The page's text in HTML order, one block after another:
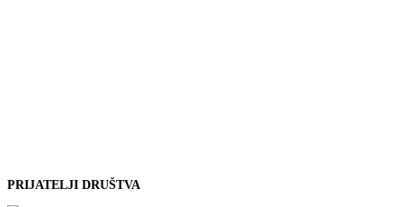
PRIJATELJI DRUŠTVA